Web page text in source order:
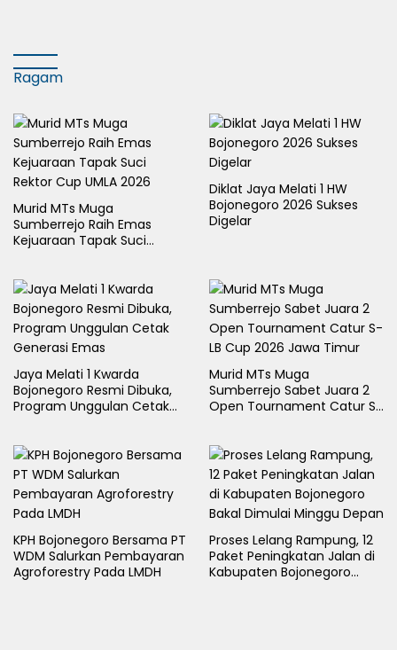
Ragam
Murid MTs Muga
Sumberrejo Raih Emas
Kejuaraan Tapak Suci
Diklat Jaya Melati 1 HW
Bojonegoro 2026 Sukses
Digelar
Jaya Melati 1 Kwarda
Bojonegoro Resmi Dibuka,
Program Unggulan Cetak
Murid MTs Muga
Sumberrejo Sabet Juara 2
Open Tournament Catur S-
KPH Bojonegoro Bersama PT
WDM Salurkan Pembayaran
Agroforestry Pada LMDH
Proses Lelang Rampung, 12
Paket Peningkatan Jalan di
Kabupaten Bojonegoro